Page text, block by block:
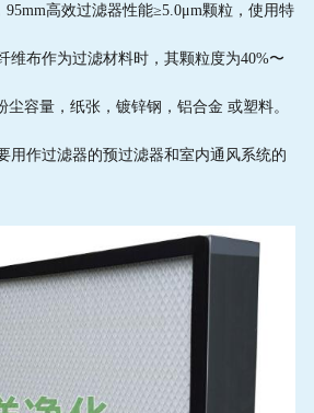
95mm高效过滤器性能≥5.0μm颗粒，使用特
维布作为过滤材料时，其颗粒度为40%〜
尘容量，纸张，镀锌钢，铝合金 或塑料。
用作过滤器的预过滤器和室内通风系统的